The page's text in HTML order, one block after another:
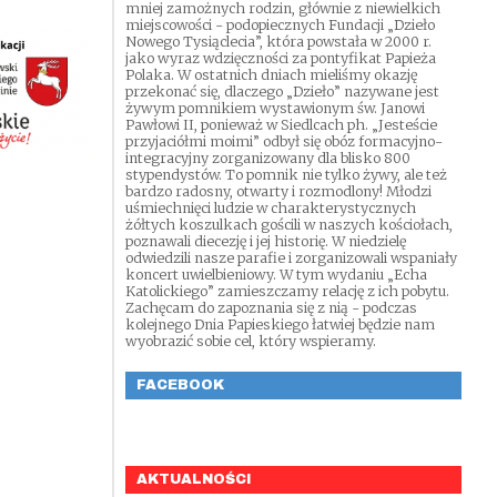
mniej zamożnych rodzin, głównie z niewielkich
miejscowości - podopiecznych Fundacji „Dzieło
Nowego Tysiąclecia”, która powstała w 2000 r.
jako wyraz wdzięczności za pontyfikat Papieża
Polaka. W ostatnich dniach mieliśmy okazję
przekonać się, dlaczego „Dzieło” nazywane jest
żywym pomnikiem wystawionym św. Janowi
Pawłowi II, ponieważ w Siedlcach ph. „Jesteście
przyjaciółmi moimi” odbył się obóz formacyjno-
integracyjny zorganizowany dla blisko 800
stypendystów. To pomnik nie tylko żywy, ale też
bardzo radosny, otwarty i rozmodlony! Młodzi
uśmiechnięci ludzie w charakterystycznych
żółtych koszulkach gościli w naszych kościołach,
poznawali diecezję i jej historię. W niedzielę
odwiedzili nasze parafie i zorganizowali wspaniały
koncert uwielbieniowy. W tym wydaniu „Echa
Katolickiego” zamieszczamy relację z ich pobytu.
Zachęcam do zapoznania się z nią - podczas
kolejnego Dnia Papieskiego łatwiej będzie nam
wyobrazić sobie cel, który wspieramy.
FACEBOOK
AKTUALNOŚCI